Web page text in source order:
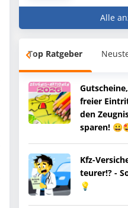
Alle
Top Ratgeber
freier
den
sparen!
Kfz-
teurer!? -
💡